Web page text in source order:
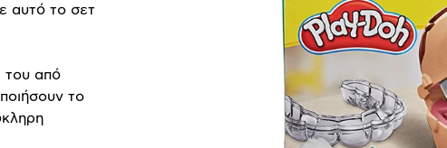
αυτό το σετ
του από
το